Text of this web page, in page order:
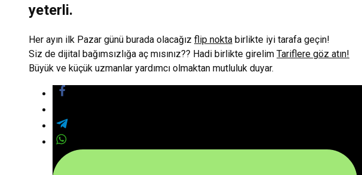
yeterli.
Her ayın ilk Pazar günü burada olacağız flip nokta birlikte iyi tarafa geçin!
Siz de dijital bağımsızlığa aç mısınız?? Hadi birlikte girelim Tariflere göz atın!
Büyük ve küçük uzmanlar yardımcı olmaktan mutluluk duyar.